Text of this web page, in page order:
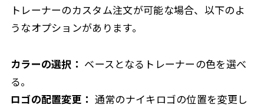
トレーナーのカスタム注文が可能な場合、以下のよ
うなオプションがあります。
カラーの選択： ベースとなるトレーナーの色を選べ
る。
ロゴの配置変更： 通常のナイキロゴの位置を変更し